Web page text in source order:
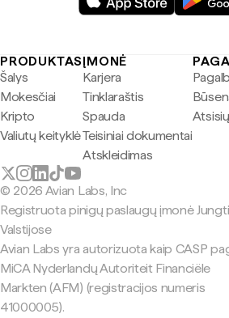
PRODUKTAS
Šalys
Mokesčiai
Kripto
Valiutų keityklė
ĮMONĖ
Karjera
Tinklaraštis
Spauda
Teisiniai dokumentai
Atskleidimas
© 2026 Avian Labs, Inc
Registruota pinigų paslaugų įmonė
Valstijose
Avian Labs yra autorizuota kaip CASP
MiCA Nyderlandų Autoriteit Financiële
Markten (AFM) (registracijos numeris
41000005).